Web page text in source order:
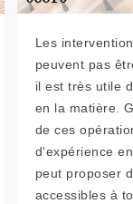
Les
peuvent pas
il est très utile
en la matière.
de ces
d'expérience
peut proposer
accessibles à